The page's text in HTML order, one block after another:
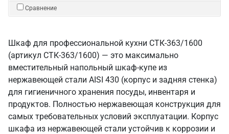
Сравнение
Шкаф для профессиональной кухни СТК-363/1600
(артикул СТК-363/1600) — это максимально
вместительный напольный шкаф-купе из
нержавеющей стали AISI 430 (корпус и задняя стенка)
для гигиеничного хранения посуды, инвентаря и
продуктов. Полностью нержавеющая конструкция для
самых требовательных условий эксплуатации. Корпус
шкафа из нержавеющей стали устойчив к коррозии и